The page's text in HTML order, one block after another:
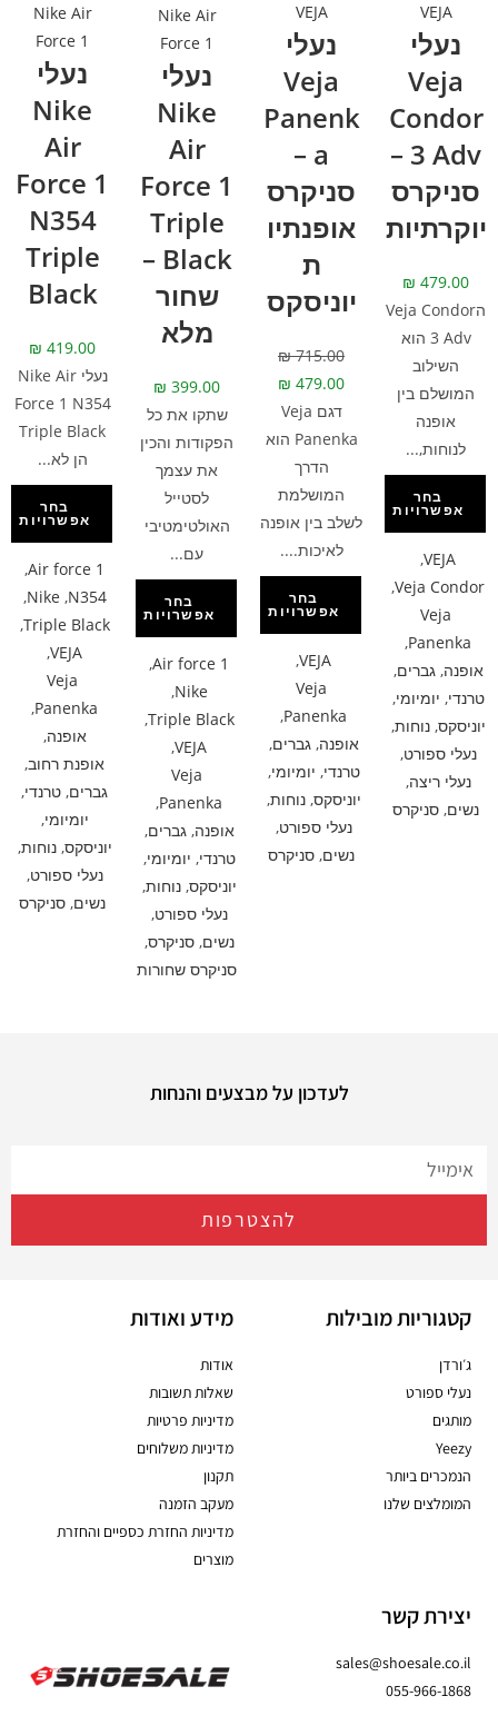
VEJA
נעלי
Veja
Condor
3 Adv –
סניקרס
יוקרתיות
₪ 479.00
הVeja Condor
3 Adv הוא
השילוב
המושלם בין
אופנה
לנוחות,...
בחר
אפשרויות
VEJA
,
Veja Condor
,
Veja
Panenka
,
אופנה,גברים,
טרנדי, יומיומי,
יוניסקס,נוחות,
נעלי ספורט,
נעלי ריצה,
נשים, סניקרס
VEJA
נעלי
Veja
Panenk
a –
סניקרס
אופנתיו
ת
יוניסקס
₪715.00
₪ 479.00
דגם Veja
Panenka הוא
הדרך
המושלמת
לשלב בין אופנה
לאיכות....
בחר
אפשרויות
VEJA
,
Veja
Panenka
,
אופנה,גברים,
טרנדי, יומיומי,
יוניסקס,נוחות,
נעלי ספורט,
נשים, סניקרס
Nike Air
Force 1
נעלי
Nike
Air
Force 1
Triple
Black –
שחור
מלא
₪ 399.00
שתקו את כל
הפקודות והכין
את עצמך
לסטייל
האולטימטיבי
עם...
בחר
אפשרויות
Air force 1
,
Nike
,
Triple Black
,
VEJA
,
Veja
Panenka
,
אופנה,גברים,
טרנדי, יומיומי,
יוניסקס,נוחות,
נעלי ספורט,
נשים,סניקרס,
סניקרס שחורות
Nike Air
Force 1
נעלי
Nike
Air
Force 1
N354
Triple
Black
₪ 419.00
נעלי Nike Air
Force 1 N354
Triple Black
הן לא...
בחר
אפשרויות
Air force 1
,
N354
,
Nike
,
Triple Black
,
VEJA
,
Veja
Panenka
,
אופנה,
אופנת רחוב,
גברים, טרנדי,
יומיומי,
יוניסקס,נוחות,
נעלי ספורט,
נשים, סניקרס
לעדכון על מבצעים והנחות
להצטרפות
קטגוריות מובילות
ג׳ורדן
נעלי ספורט
מותגים
Yeezy
הנמכרים ביותר
המומלצים שלנו
מידע ואודות
אודות
שאלות תשובות
מדיניות פרטיות
מדיניות משלוחים
תקנון
מעקב הזמנה
מדיניות החזרת כספיים והחזרת
מוצרים
יצירת קשר
sales@shoesale.co.il
055-966-1868